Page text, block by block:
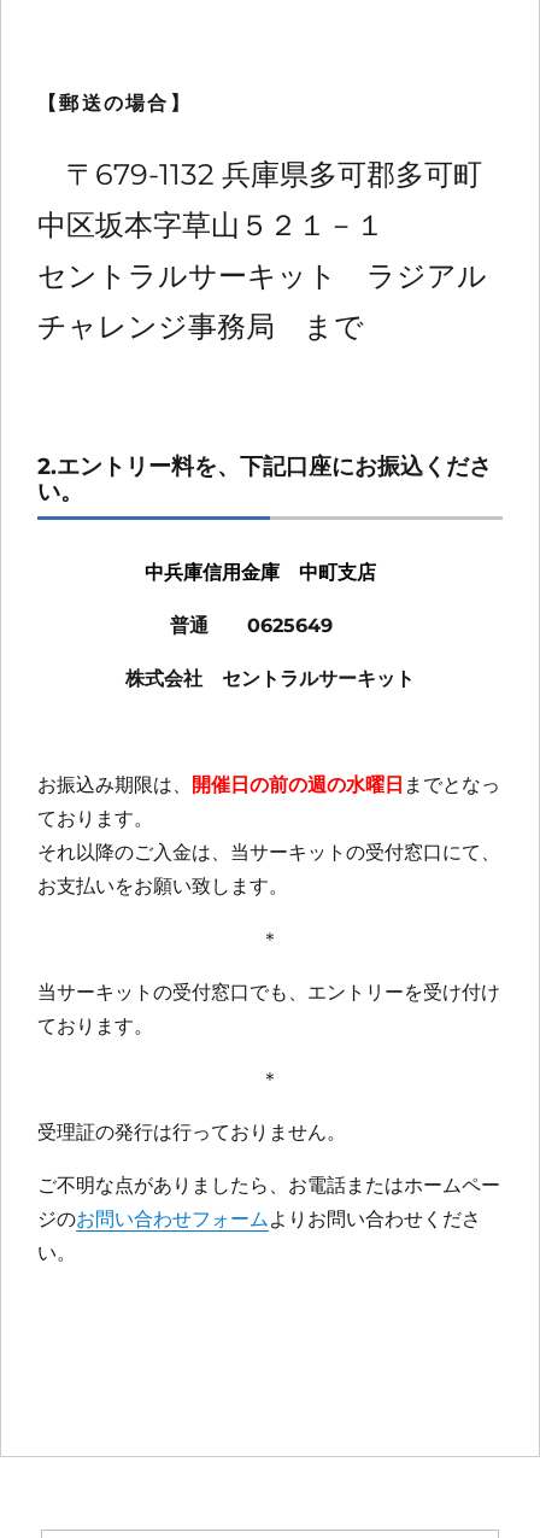
【郵送の場合】
〒679-1132 兵庫県多可郡多可町
中区坂本字草山５２１－１
セントラルサーキット ラジアル
チャレンジ事務局 まで
2.エントリー料を、下記口座にお振込くださ
い。
中兵庫信用金庫 中町支店
普通 0625649
株式会社 セントラルサーキット
お振込み期限は、 開催日の前の週の水曜日 までとなっ
ております。
それ以降のご入金は、当サーキットの受付窓口にて、
お支払いをお願い致します。
＊
当サーキットの受付窓口でも、エントリーを受け付け
ております。
＊
受理証の発行は行っておりません。
ご不明な点がありましたら、お電話またはホームペー
ジのお問い合わせフォームよりお問い合わせくださ
い。